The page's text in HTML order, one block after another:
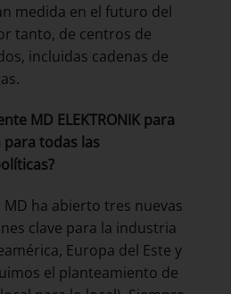
medida en el futuro del
tanto, de centros de
incluidas cadenas de
MD ELEKTRONIK para
todas las
MD ha abierto tres nuevas
clave para la industria
Europa del Este y
el planteamiento de